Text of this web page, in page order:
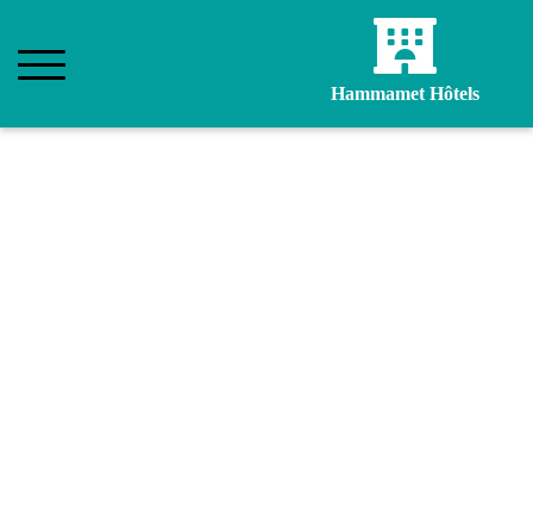
Hammamet Hôtels